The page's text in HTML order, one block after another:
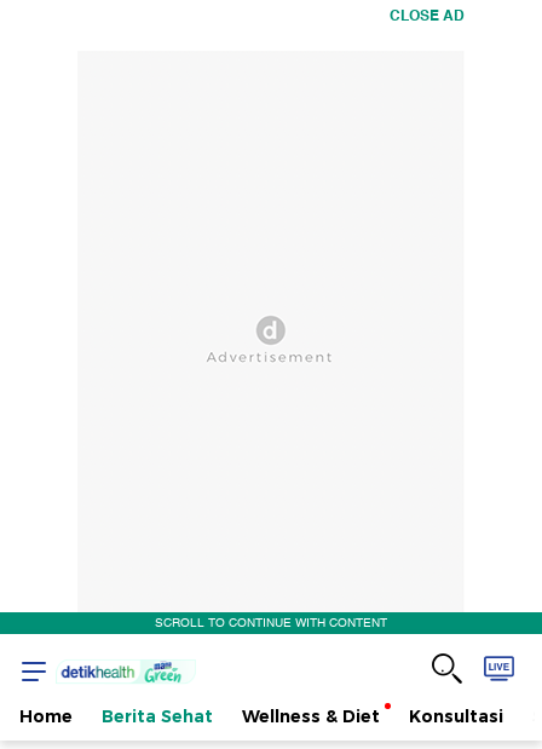
CLOSE AD
SCROLL TO CONTINUE WITH CONTENT
Home Berita Sehat Wellness & Diet Konsultasi